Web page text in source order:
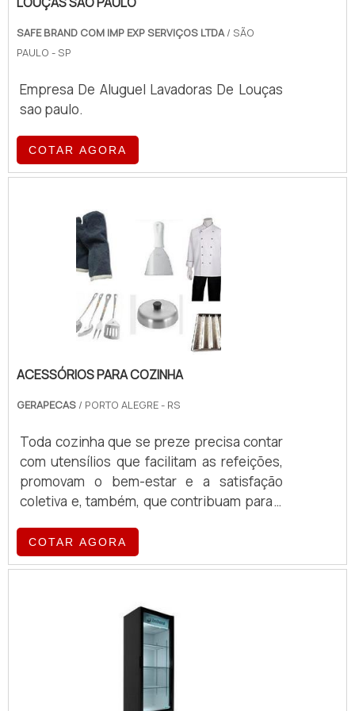
SAFE BRAND COM IMP EXP SERVIÇOS LTDA/ SÃO
PAULO - SP
Empresa De Aluguel Lavadoras De Louças
sao paulo.
COTAR AGORA
ACESSÓRIOS PARA COZINHA
GERAPECAS / PORTO ALEGRE - RS
Toda cozinha que se preze precisa contar
com utensílios que facilitam as refeições,
promovam o bem-estar e a satisfação
coletiva e, também, que contribuam para a
acessórios para cozinha são
imprescindíveis. Os utensílios para
descascador de legumes, facas, tigelas e
outros itens de uso diário. Eles são
utilizados para preparar refeições,
mais residências. Mais informações sobre
COTAR AGORA